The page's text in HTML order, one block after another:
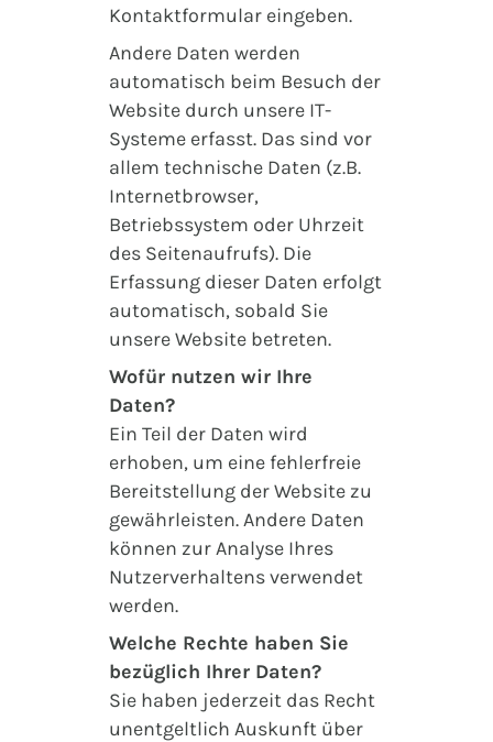
Kontaktformular eingeben.
Andere Daten werden
automatisch beim Besuch der
Website durch unsere IT-
Systeme erfasst. Das sind vor
allem technische Daten (z.B.
Internetbrowser,
Betriebssystem oder Uhrzeit
des Seitenaufrufs). Die
Erfassung dieser Daten erfolgt
automatisch, sobald Sie
unsere Website betreten.
Wofür nutzen wir Ihre
Daten?
Ein Teil der Daten wird
erhoben, um eine fehlerfreie
Bereitstellung der Website zu
gewährleisten. Andere Daten
können zur Analyse Ihres
Nutzerverhaltens verwendet
werden.
Welche Rechte haben Sie
bezüglich Ihrer Daten?
Sie haben jederzeit das Recht
unentgeltlich Auskunft über